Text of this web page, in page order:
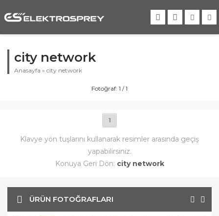
city network
Anasayfa » city network
Fotoğraf: 1 / 1
1
Klavye yön tuşlarını kullanarak resimler arasında geçiş
yapabilirsiniz.
Konuya Geri Dön: city network
ÜRÜN FOTOĞRAFLARI